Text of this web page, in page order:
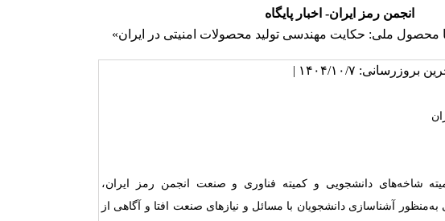
انجمن رمز ایران- اخبار پایگاه
تا محصول ملی: حکایت مهندسی تولید محصولات امنیتی در ایران»
بروزرسانی: ۱۴۰۴/۱۰/۷ |
شاخه‌های دانشجویی و کمیته فناوری و صنعت انجمن رمز ایران،
آشناسازی دانشجویان با مسائل و نیازهای صنعت افتا و آگاهی از